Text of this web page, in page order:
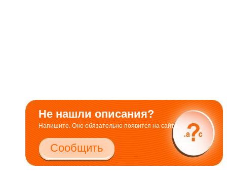
Не нашли описания?
Напишите. Оно обязательно появится на сайте.
Сообщить